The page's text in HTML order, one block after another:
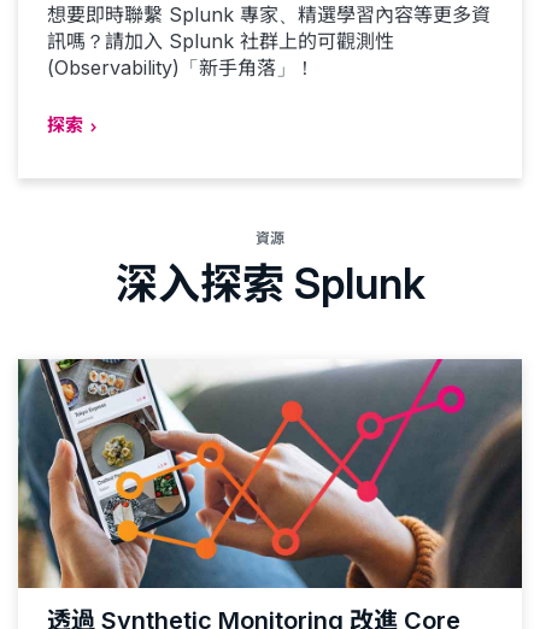
想要即時聯繫 Splunk 專家、精選學習內容等更多資
訊嗎？請加入 Splunk 社群上的可觀測性
(Observability)「新手角落」！
探索
資源
深入探索 Splunk
透過 Synthetic Monitoring 改進 Core